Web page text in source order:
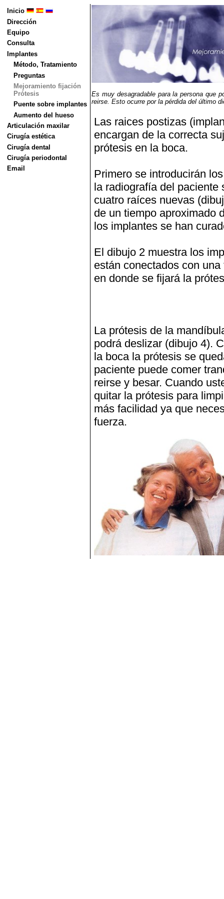
Inicio
Dirección
Equipo
Consulta
Implantes
Método, Tratamiento
Preguntas
Mejoramiento fijación
Prótesis
Puente sobre implantes
Aumento del hueso
Articulación maxilar
Cirugía estética
Cirugía dental
Cirugía periodontal
Email
Es muy desagradable para la persona que
reirse. Esto ocurre por la pérdida del último
Las raices postizas
encargan de la correcta
prótesis en la boca.
Primero se introducirán
la radiografía del paciente
cuatro raíces nuevas
de un tiempo aproximado
los implantes se han
El dibujo 2 muestra los
están conectados con
en donde se fijará la
La prótesis de la
podrá deslizar (dibujo 4).
la boca la prótesis se
paciente puede comer
reirse y besar. Cuando
quitar la prótesis para
más facilidad ya que
fuerza.